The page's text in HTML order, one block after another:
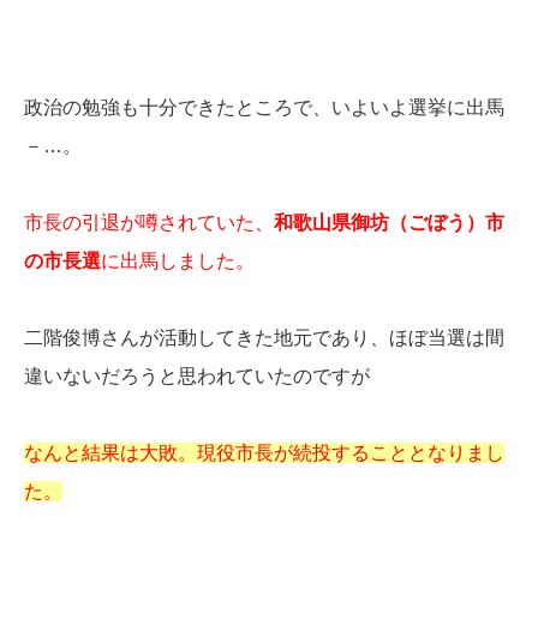
政治の勉強も十分できたところで、いよいよ選挙に出馬
－…。
市長の引退が噂されていた、 和歌山県御坊（ごぼう）市
の市長選に出馬しました。
二階俊博さんが活動してきた地元であり、ほぼ当選は間
違いないだろうと思われていたのですが
なんと結果は大敗。現役市長が続投することとなりまし
た。